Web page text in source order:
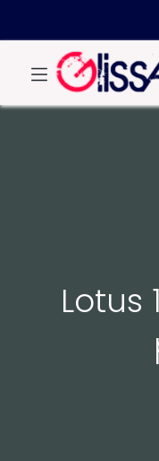
Lotus